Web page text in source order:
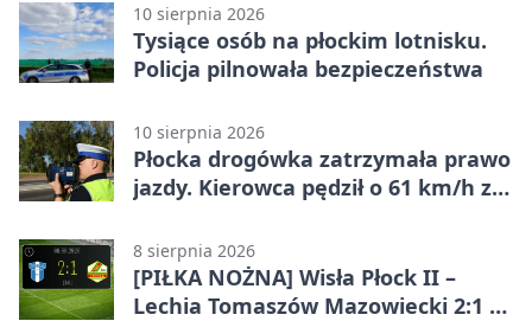
10 sierpnia 2026
Tysiące osób na płockim lotnisku.
Policja pilnowała bezpieczeństwa
10 sierpnia 2026
Płocka drogówka zatrzymała prawo
jazdy. Kierowca pędził o 61 km/h za
8 sierpnia 2026
[PIŁKA NOŻNA] Wisła Płock II –
Lechia Tomaszów Mazowiecki 2:1 w